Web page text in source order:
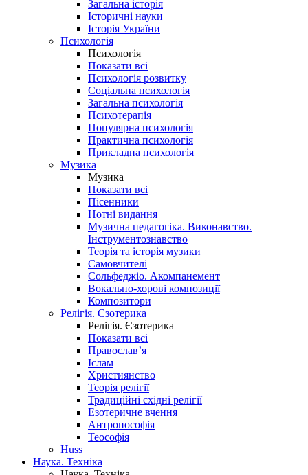
Загальна історія
Історичні науки
Історія України
Психологія
Психологія
Показати всі
Психологія розвитку
Соціальна психологія
Загальна психологія
Психотерапія
Популярна психологія
Практична психологія
Прикладна психологія
Музика
Музика
Показати всі
Пісенники
Нотні видання
Музична педагогіка. Виконавство.
Інструментознавство
Теорія та історія музики
Самовчителі
Сольфеджіо. Акомпанемент
Вокально-хорові композиції
Композитори
Релігія. Єзотерика
Релігія. Єзотерика
Показати всі
Православ’я
Іслам
Християнство
Теорія релігії
Традиційні східні релігії
Езотеричне вчення
Антропософія
Теософія
Huss
Наука. Техніка